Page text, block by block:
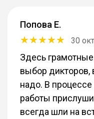
Попова Е.
30
Здесь
выбор дикторов,
надо. В
работы
всегда шли на